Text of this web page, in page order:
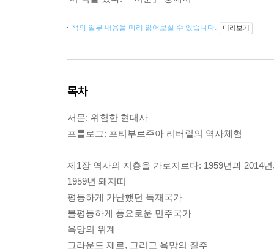
책의 일부 내용을 미리 읽어보실 수 있습니다. 미리보기
목차
서문: 위험한 현대사
프롤로그: 프티부르주아 리버럴의 역사체험
제1장 역사의 지층을 가로지르다: 1959년과 2014
1959년 돼지띠
평등하게 가난했던 독재국가
불평등하게 풍요로운 민주국가
욕망의 위계
그라운드 제로, 그리고 욕망의 질주